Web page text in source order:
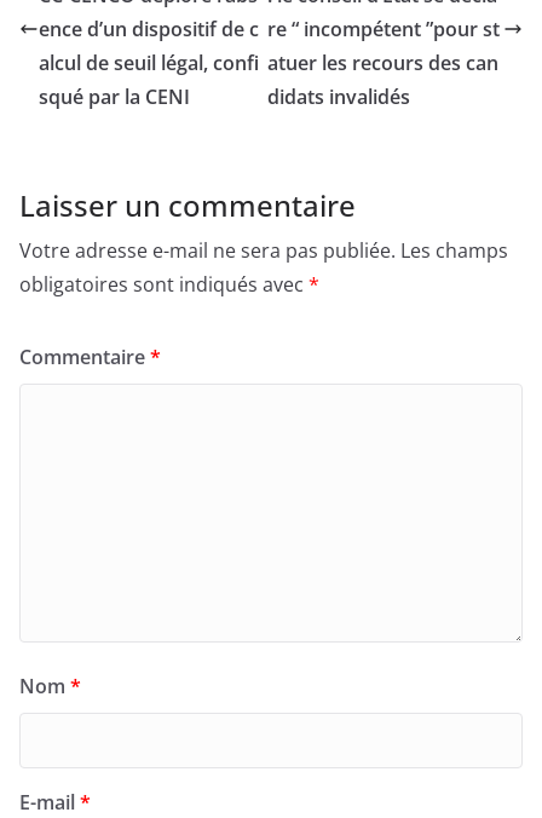
ence d’un dispositif de c
alcul de seuil légal, confi
squé par la CENI
re “ incompétent ”pour st
atuer les recours des can
didats invalidés
Laisser un commentaire
Votre adresse e-mail ne sera pas publiée. Les champs
obligatoires sont indiqués avec *
Commentaire*
Nom *
E-mail*